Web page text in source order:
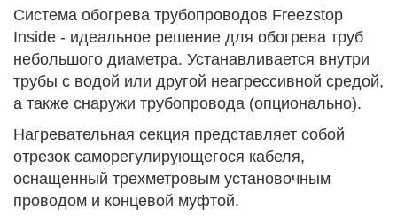
Система обогрева трубопроводов Freezstop
Inside - идеальное решение для обогрева труб
небольшого диаметра. Устанавливается внутри
трубы с водой или другой неагрессивной средой,
а также снаружи трубопровода (опционально).
Нагревательная секция представляет собой
отрезок саморегулирующегося кабеля,
оснащенный трехметровым установочным
проводом и концевой муфтой.